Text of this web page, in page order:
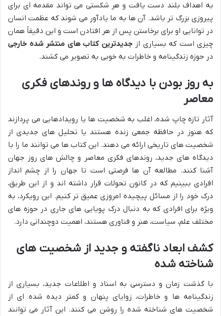
به اهداف بلند دست یافت و هر شکستی می تواند مقدمه ای برای
پیروزی بزرگ تر باشد. آن ها به ما یادآور می شوند که عظمت انسان
در توانایی او برای برخاستن پس از هر افتادن است و این دقیقاً همان
چیزی است که بسیاری ازجدیدترین کتاب های منتشر شده خارجی
در حوزه زندگینامه و خاطرات به خوبی به تصویر می کشند.
به روز بودن با دیدگاه ها و روندهای فکری
معاصر
آثار تازه چاپ شده، اغلب به شخصیت ها یا رویدادهایی می پردازند
که هنوز در حافظه جمعی زنده هستند یا تحلیل های جدیدی از
شخصیت های تاریخی ارائه می دهند. این کتاب ها می توانند ما را با
دیدگاه های جدید، روندهای فکری معاصر و چالش های روز جهان
آشنا کنند. مطالعه آن ها فرصتی است تا جهان را از چشم انداز
افرادی ببینیم که در کانون تحولات قرار داشته اند و از این طریق،
درک خود را از مسائل پیچیده امروزی عمیق تر کنیم. این رویکرد، به
ویژه برای افرادی که به دنبال درک پویایی های جاری در حوزه های
مختلف علم، سیاست، هنر و فناوری هستند، اهمیت دوچندانی دارد.
کشف ابعاد ناگفته و جدید از شخصیت های
شناخته شده
با گذشت زمان و دسترسی به اسناد و اطلاعات جدید، بسیاری از
زندگینامه ها و خاطرات، زوایای پنهان و کمتر دیده شده ای از
شخصیت های شناخته شده را روشن می کنند. این آثار می توانند